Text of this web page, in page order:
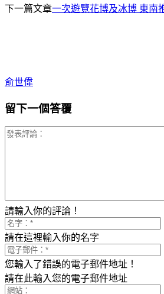
下一篇文章一次遊覽花博及冰博 東南
俞世偉
留下一個答覆
請輸入你的評論！
請在這裡輸入你的名字
您輸入了錯誤的電子郵件地址！
請在此輸入您的電子郵件地址